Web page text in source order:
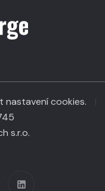
nastavení cookies. |
s.r.o.